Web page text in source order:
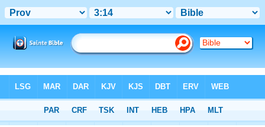
Chapitre 3> Verset 14